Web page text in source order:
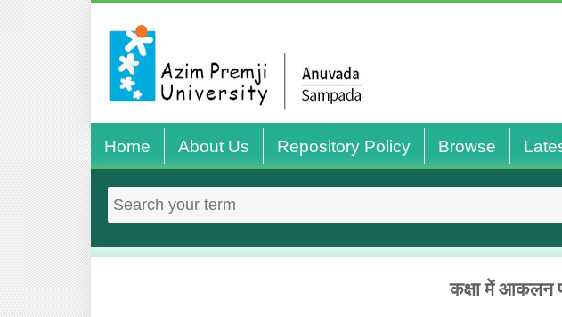
Home About Us Repository Policy Browse
कक्षा में आकलन